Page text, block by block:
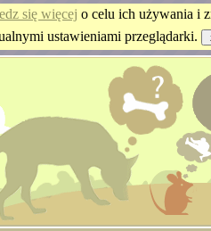
się więcej o celu ich używania i
ustawieniami przeglądarki.